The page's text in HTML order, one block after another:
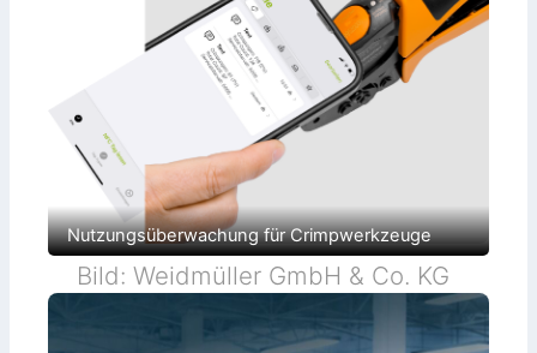
Nutzungsüberwachung für Crimpwerkzeuge
Bild: Weidmüller GmbH & Co. KG